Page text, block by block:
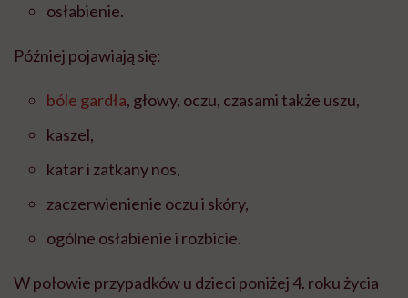
osłabienie.
Później pojawiają się:
bóle gardła, głowy, oczu, czasami także uszu,
kaszel,
katar i zatkany nos,
zaczerwienienie oczu i skóry,
ogólne osłabienie i rozbicie.
W połowie przypadków u dzieci poniżej 4. roku życia